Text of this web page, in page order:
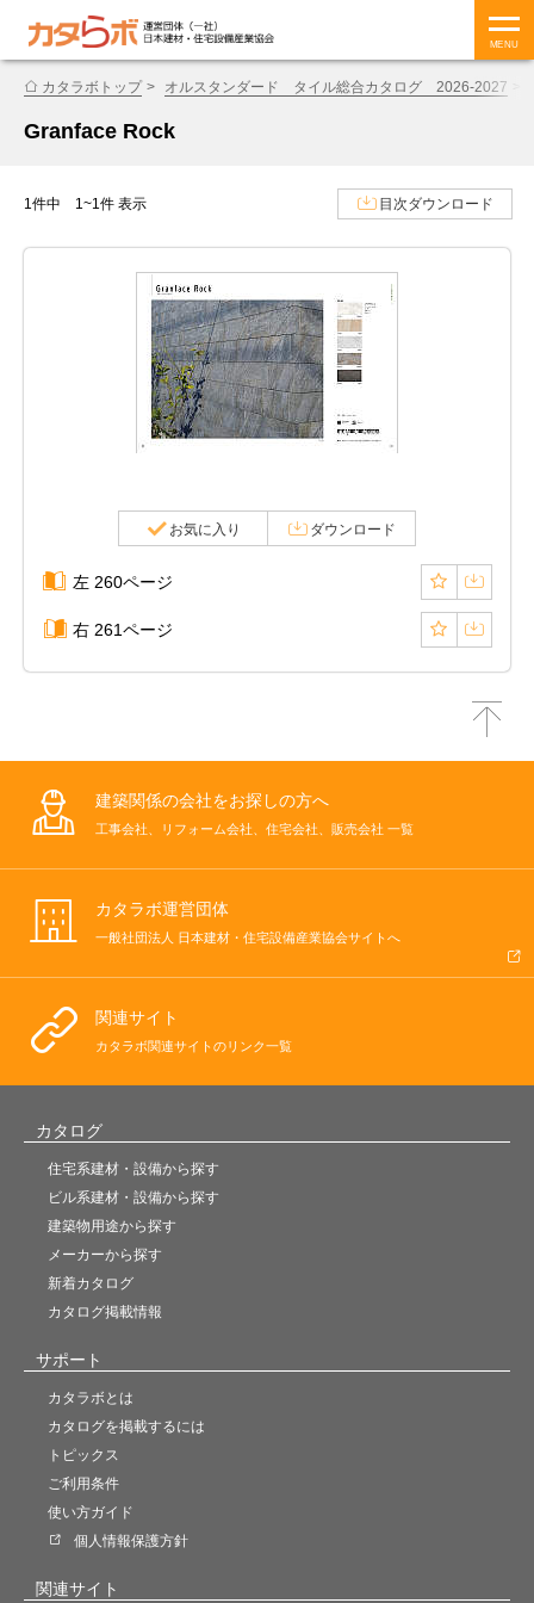
MENU
カタラボトップ オルスタンダード タイル総合カタログ 2026-2027
Granface Rock
1件中 1~1件 表示 目次ダウンロード
お気に入り ダウンロード
左 260ページ
右 261ページ
建築関係の会社をお探しの方へ
工事会社、リフォーム会社、住宅会社、販売会社 一覧
カタラボ運営団体
一般社団法人 日本建材・住宅設備産業協会サイトへ
関連サイト
カタラボ関連サイトのリンク一覧
カタログ
住宅系建材・設備から探す
ビル系建材・設備から探す
建築物用途から探す
メーカーから探す
新着カタログ
カタログ掲載情報
サポート
カタラボとは
カタログを掲載するには
トピックス
ご利用条件
使い方ガイド
個人情報保護方針
関連サイト